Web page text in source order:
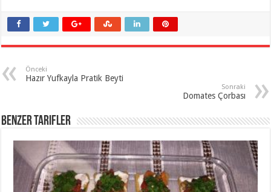
Önceki
Hazır Yufkayla Pratik Beyti
Sonraki
Domates Çorbası
Benzer Tarifler